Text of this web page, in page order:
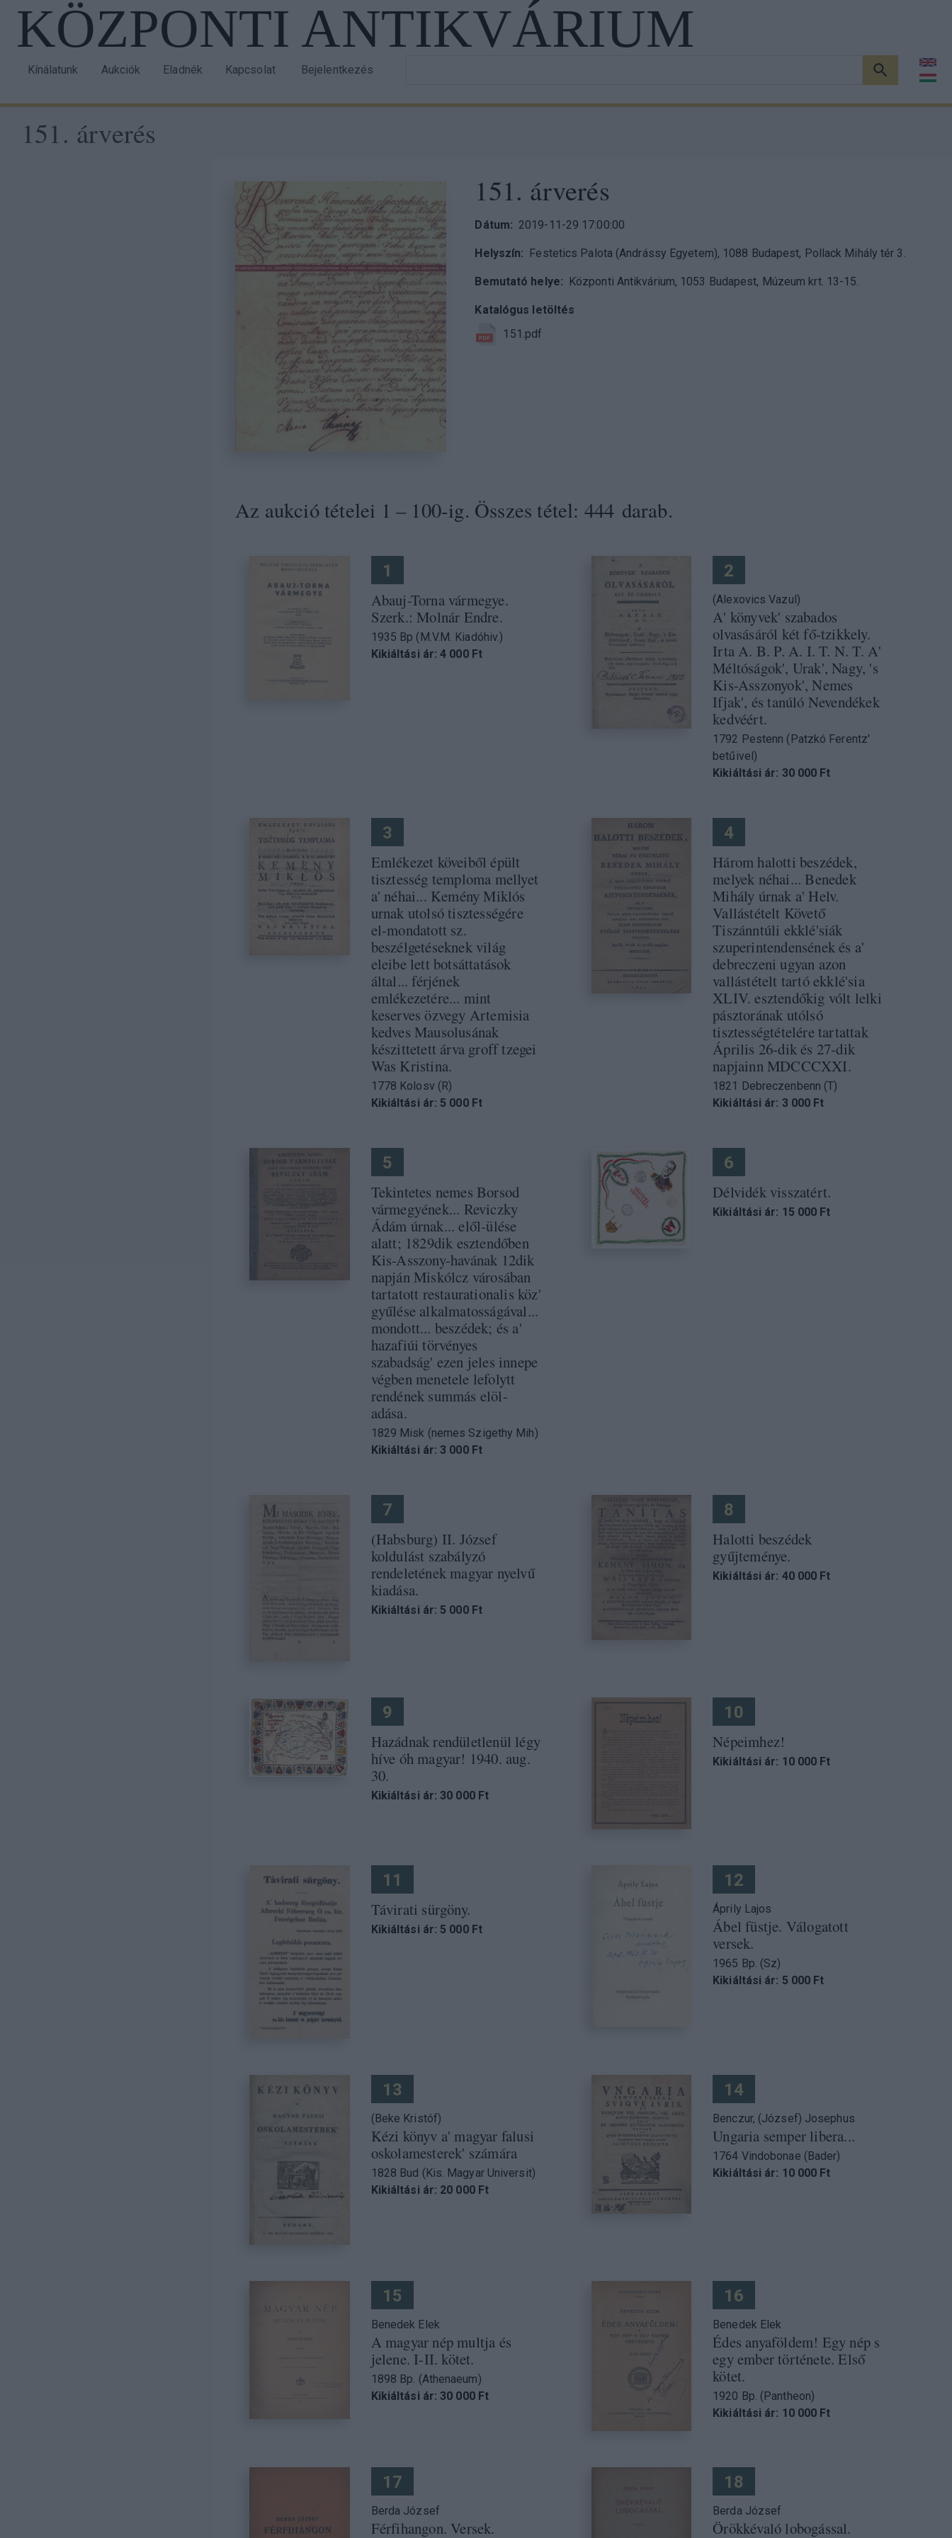
Ugrás
tartalomra
KÖZPONTI ANTIKVÁRIUM
navigation
Kínálatunk Aukciók Eladnék Kapcsolat
account
Bejelentkezés KERESÉS
151. árverés
151. árverés
Dátum 2019-11-29 17:00:00
Helyszín Festetics Palota (Andrássy Egyetem), 1088 Budapest, Pollack Mihály tér 3.
Bemutató helye Központi Antikvárium, 1053 Budapest, Múzeum krt. 13-15.
Katalógus letöltés
151.pdf
Az aukció tételei 1 – 100-ig. Összes tétel: 444 darab.
1
Abauj-Torna vármegye.
Szerk.: Molnár Endre.
1935 Bp (M.V.M. Kiadóhiv.)
Kikiáltási ár: 4 000 Ft
2
(Alexovics Vazul)
A' könyvek' szabados
olvasásáról két fő-tzikkely.
Irta A. B. P. A. I. T. N. T. A'
Méltóságok', Urak', Nagy, 's
Kis-Asszonyok', Nemes
Ifjak', és tanúló Nevendékek
kedvéért.
1792 Pestenn (Patzkó Ferentz'
betűivel)
Kikiáltási ár: 30 000 Ft
3
Emlékezet köveiből épült
tisztesség temploma mellyet
a' néhai... Kemény Miklós
urnak utolsó tisztességére
el-mondatott sz.
beszélgetéseknek világ
eleibe lett botsáttatások
által... férjének
emlékezetére... mint
keserves özvegy Artemisia
kedves Mausolusának
készittetett árva groff tzegei
Was Kristina.
1778 Kolosv (R)
Kikiáltási ár: 5 000 Ft
4
Három halotti beszédek,
melyek néhai... Benedek
Mihály úrnak a' Helv.
Vallástételt Követő
Tiszánntúli ekklé'siák
szuperintendensének és a'
debreczeni ugyan azon
vallástételt tartó ekklé'sia
XLIV. esztendőkig vólt lelki
pásztorának utólsó
tisztességtételére tartattak
Április 26-dik és 27-dik
napjainn MDCCCXXI.
1821 Debreczenbenn (T)
Kikiáltási ár: 3 000 Ft
5
Tekintetes nemes Borsod
vármegyének... Reviczky
Ádám úrnak... elől-ülése
alatt; 1829dik esztendőben
Kis-Asszony-havának 12dik
napján Miskólcz városában
tartatott restaurationalis köz'
gyűlése alkalmatosságával...
mondott... beszédek; és a'
hazafiúi törvényes
szabadság' ezen jeles innepe
végben menetele lefolytt
rendének summás elöl-
adása.
1829 Misk (nemes Szigethy Mih)
Kikiáltási ár: 3 000 Ft
6
Délvidék visszatért.
Kikiáltási ár: 15 000 Ft
7
(Habsburg) II. József
koldulást szabályzó
rendeletének magyar nyelvű
kiadása.
Kikiáltási ár: 5 000 Ft
8
Halotti beszédek
gyűjteménye.
Kikiáltási ár: 40 000 Ft
9
Hazádnak rendületlenül légy
híve óh magyar! 1940. aug.
30.
Kikiáltási ár: 30 000 Ft
10
Népeimhez!
Kikiáltási ár: 10 000 Ft
11
Távirati sürgöny.
Kikiáltási ár: 5 000 Ft
12
Áprily Lajos
Ábel füstje. Válogatott
versek.
1965 Bp. (Sz)
Kikiáltási ár: 5 000 Ft
13
(Beke Kristóf)
Kézi könyv a' magyar falusi
oskolamesterek' számára
1828 Bud (Kis. Magyar Universit)
Kikiáltási ár: 20 000 Ft
14
Benczur, (József) Josephus
Ungaria semper libera...
1764 Vindobonae (Bader)
Kikiáltási ár: 10 000 Ft
15
Benedek Elek
A magyar nép multja és
jelene. I-II. kötet.
1898 Bp. (Athenaeum)
Kikiáltási ár: 30 000 Ft
16
Benedek Elek
Édes anyaföldem! Egy nép s
egy ember története. Első
kötet.
1920 Bp. (Pantheon)
Kikiáltási ár: 10 000 Ft
17
Berda József
Férfihangon. Versek.
18
Berda József
Örökkévaló lobogással.